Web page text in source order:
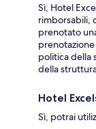
Sì, Hotel
rimborsabili,
prenotato
politica della
della
Hotel
Sì, potrai